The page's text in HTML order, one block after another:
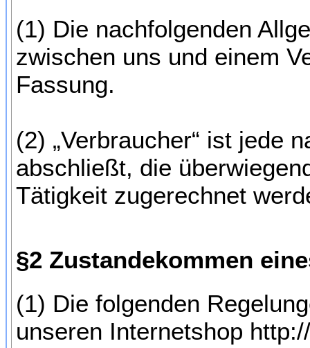
(1) Die nachfolgenden
zwischen uns und einem
Fassung.
(2) „Verbraucher“ ist jede
abschließt, die
Tätigkeit zugerechnet
§2 Zustandekommen
(1) Die folgenden
unseren Internetshop